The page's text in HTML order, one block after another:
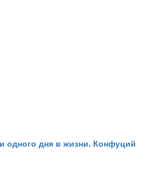
одного дня в жизни. Конфуций